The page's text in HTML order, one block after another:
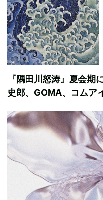
『隅田川怒涛』夏会期
史郎、GOMA、コムア